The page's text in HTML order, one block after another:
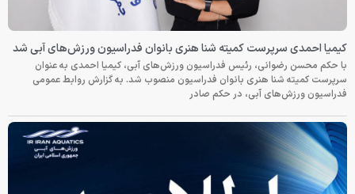
کیمیا احمدی سرپرست کمیته شنا هنری بانوان فدراسیون ورزش‌های آبی شد
با حکم محسن رضوانی، رئیس فدراسیون ورزش‌های آبی، کیمیا احمدی به عنوان
سرپرست کمیته شنا هنری بانوان فدراسیون منصوب شد. به گزارش روابط عمومی
فدراسیون ورزش‌های آبی، در حکم صادر